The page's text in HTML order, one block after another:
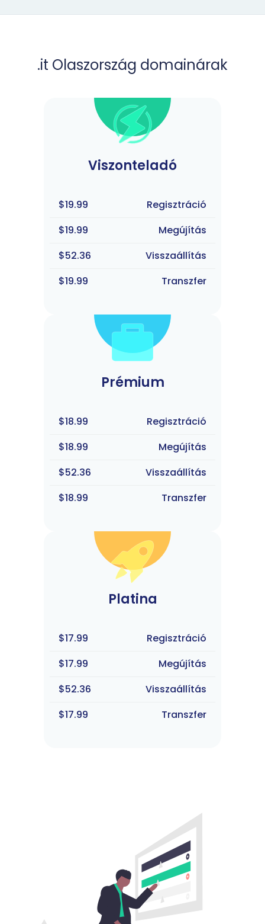
.it Olaszország domainárak
Viszonteladó
$19.99
Regisztráció
$19.99
Megújítás
$52.36
Visszaállítás
$19.99
Transzfer
Prémium
$18.99
Regisztráció
$18.99
Megújítás
$52.36
Visszaállítás
$18.99
Transzfer
Platina
$17.99
Regisztráció
$17.99
Megújítás
$52.36
Visszaállítás
$17.99
Transzfer